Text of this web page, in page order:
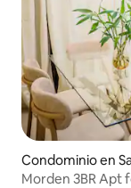
Condominio en
Morden 3BR Apt